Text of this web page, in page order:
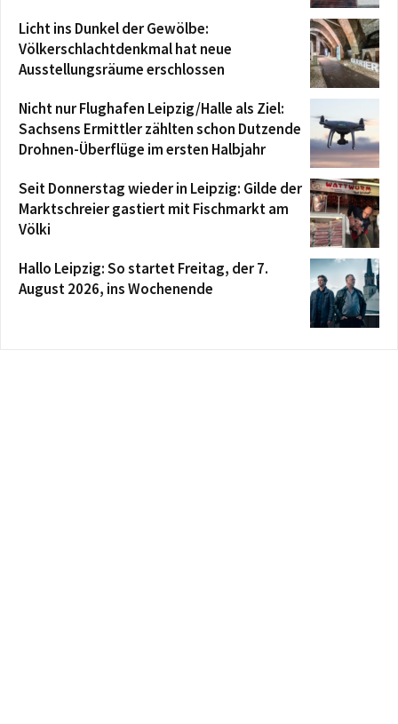
Licht ins Dunkel der Gewölbe:
Völkerschlachtdenkmal hat neue
Ausstellungsräume erschlossen
Nicht nur Flughafen Leipzig/Halle als Ziel:
Sachsens Ermittler zählten schon Dutzende
Drohnen-Überflüge im ersten Halbjahr
Seit Donnerstag wieder in Leipzig: Gilde der
Marktschreier gastiert mit Fischmarkt am
Völki
Hallo Leipzig: So startet Freitag, der 7.
August 2026, ins Wochenende